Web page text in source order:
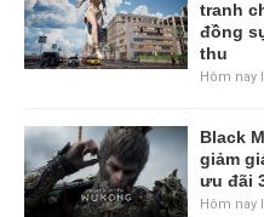
tranh
đồng
thu
Hôm nay
Black
giảm
ưu đãi
Hôm nay